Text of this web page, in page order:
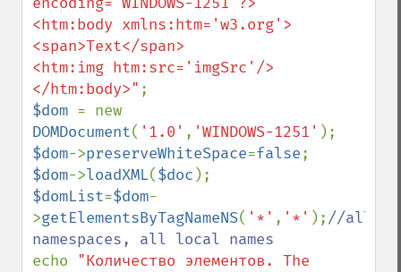
<htm:body xmlns:htm='w3.org'>
<span>Text</span>
<htm:img htm:src='imgSrc'/>
</htm:body>"
$dom
DOMDocument( '1.0' , 'WINDOWS-1251'
$dom->preserveWhiteSpace=false
$dom->loadXML($doc
$domList=$dom-
>getElementsByTagNameNS( '*' , '*' );//all
echo "Количество элементов. The